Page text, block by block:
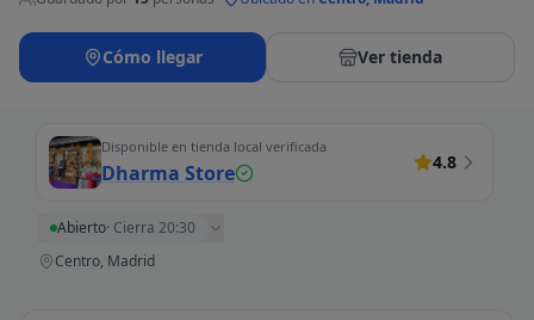
Cómo llegar Ver tienda
Disponible en tienda local verificada
Dharma Store 4.8
Abierto· Cierra 20:30
Centro, Madrid